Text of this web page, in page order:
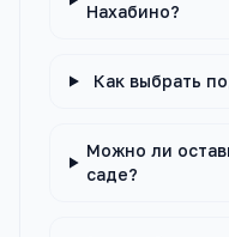
Нахабино?
Как выбрать
Можно ли
саде?